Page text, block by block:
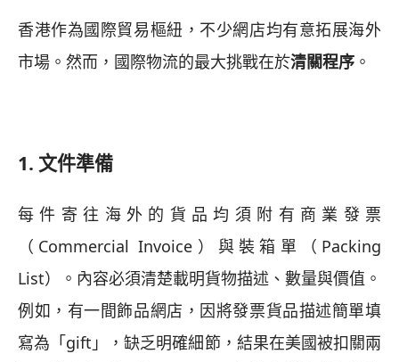
香港作為國際貿易樞紐，不少網店均有意拓展海外
市場。然而，國際物流的最大挑戰在於清關程序 。
1. 文件準備
每件寄往海外的貨品均須附有商業發票
（Commercial Invoice）與裝箱單（Packing
List）。內容必須清楚載明貨物描述、數量與價值。
例如，有一間飾品網店，因將發票貨品描述簡單填
寫為「gift」，缺乏明確細節，結果在美國被扣關兩